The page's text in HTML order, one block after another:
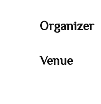
Organizer
Venue